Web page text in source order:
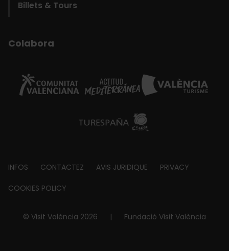
Billets & Tours
Colabora
Footer
about
INFOS CONTACTEZ AVIS JURIDIQUE PRIVACY
COOKIES POLICY
© Visit València 2026 | Fundació Visit València